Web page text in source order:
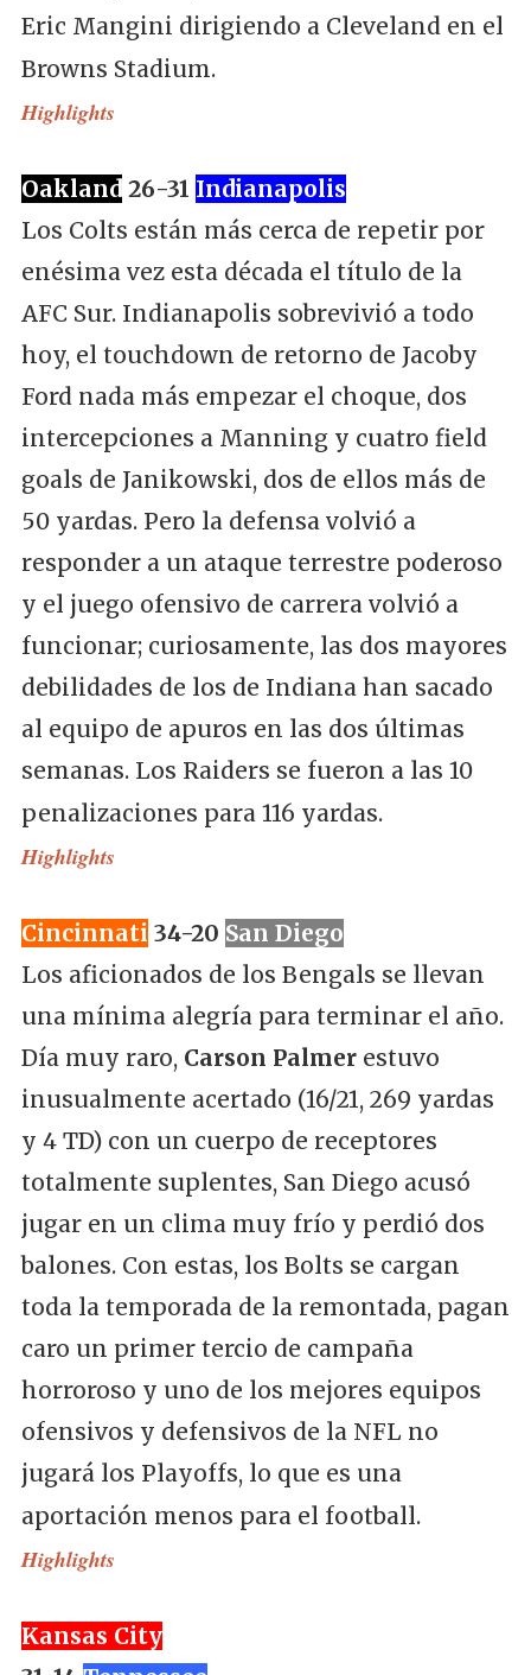
Eric Mangini dirigiendo a Cleveland en el
Browns Stadium.
Highlights
Oakland26-31 Indianapolis
Los Colts están más cerca de repetir por
enésima vez esta década el título de la
AFC Sur. Indianapolis sobrevivió a todo
hoy, el touchdown de retorno de Jacoby
Ford nada más empezar el choque, dos
intercepciones a Manning y cuatro field
goals de Janikowski, dos de ellos más de
50 yardas. Pero la defensa volvió a
responder a un ataque terrestre poderoso
y el juego ofensivo de carrera volvió a
funcionar; curiosamente, las dos mayores
debilidades de los de Indiana han sacado
al equipo de apuros en las dos últimas
semanas. Los Raiders se fueron a las 10
penalizaciones para 116 yardas.
Highlights
Cincinnati 34-20 San Diego
Los aficionados de los Bengals se llevan
una mínima alegría para terminar el año.
Día muy raro, Carson Palmerestuvo
inusualmente acertado (16/21, 269 yardas
y 4 TD) con un cuerpo de receptores
totalmente suplentes, San Diego acusó
jugar en un clima muy frío y perdió dos
balones. Con estas, los Bolts se cargan
toda la temporada de la remontada, pagan
caro un primer tercio de campaña
horroroso y uno de los mejores equipos
ofensivos y defensivos de la NFL no
jugará los Playoffs, lo que es una
aportación menos para el football.
Highlights
Kansas City